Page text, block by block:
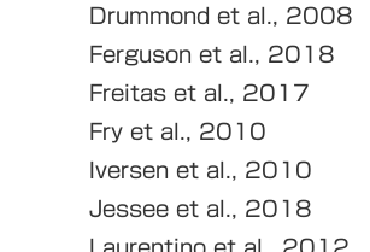
Drummond et al., 2008
Ferguson et al., 2018
Freitas et al., 2017
Fry et al., 2010
Iversen et al., 2010
Jessee et al., 2018